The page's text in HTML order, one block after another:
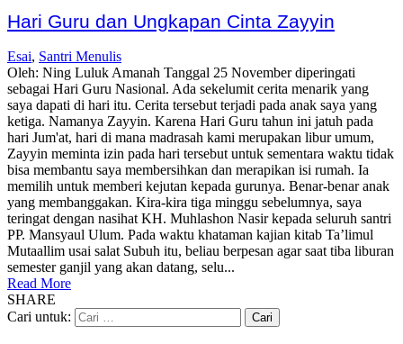
Hari Guru dan Ungkapan Cinta Zayyin
Esai, Santri Menulis
Oleh: Ning Luluk Amanah Tanggal 25 November diperingati
sebagai Hari Guru Nasional. Ada sekelumit cerita menarik yang
saya dapati di hari itu. Cerita tersebut terjadi pada anak saya yang
ketiga. Namanya Zayyin. Karena Hari Guru tahun ini jatuh pada
hari Jum'at, hari di mana madrasah kami merupakan libur umum,
Zayyin meminta izin pada hari tersebut untuk sementara waktu tidak
bisa membantu saya membersihkan dan merapikan isi rumah. Ia
memilih untuk memberi kejutan kepada gurunya. Benar-benar anak
yang membanggakan. Kira-kira tiga minggu sebelumnya, saya
teringat dengan nasihat KH. Muhlashon Nasir kepada seluruh santri
PP. Mansyaul Ulum. Pada waktu khataman kajian kitab Ta’limul
Mutaallim usai salat Subuh itu, beliau berpesan agar saat tiba liburan
semester ganjil yang akan datang, selu...
Read More
SHARE
Cari untuk: